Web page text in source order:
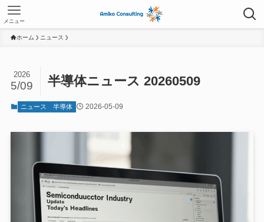
メニュー
ホーム ニュース
半導体ニュース 20260509
2026
5/09
ニュース 半導体 2026-05-09